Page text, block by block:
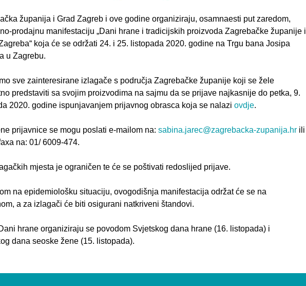
županija i Grad Zagreb i ove godine organiziraju, osamnaesti put zaredom,
prodajnu manifestaciju „Dani hrane i tradicijskih proizvoda Zagrebačke županije i
koja će se održati 24. i 25. listopada 2020. godine na Trgu bana Josipa
u Zagrebu.
sve zainteresirane izlagače s područja Zagrebačke županije koji se žele
predstaviti sa svojim proizvodima na sajmu da se prijave najkasnije do petka, 9.
2020. godine ispunjavanjem prijavnog obrasca koja se nalazi ovdje.
prijavnice se mogu poslati e-mailom na: sabina.jarec@zagrebacka-zupanija.hrili
na: 01/ 6009-474.
mjesta je ograničen te će se poštivati redoslijed prijave.
na epidemiološku situaciju, ovogodišnja manifestacija održat će se na
a za izlagači će biti osigurani natkriveni štandovi.
hrane organiziraju se povodom Svjetskog dana hrane (16. listopada) i
dana seoske žene (15. listopada).